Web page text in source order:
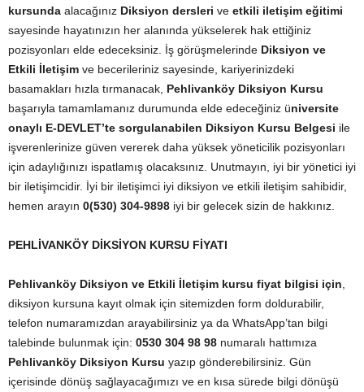
kursunda alacağınız Diksiyon dersleri ve etkili iletişim eğitimi
sayesinde hayatınızın her alanında yükselerek hak ettiğiniz
pozisyonları elde edeceksiniz. İş görüşmelerinde Diksiyon ve
Etkili İletişim ve becerileriniz sayesinde, kariyerinizdeki
basamakları hızla tırmanacak, Pehlivanköy Diksiyon Kursu
başarıyla tamamlamanız durumunda elde edeceğiniz üniversite
onaylı E-DEVLET’te sorgulanabilen Diksiyon Kursu Belgesi ile
işverenlerinize güven vererek daha yüksek yöneticilik pozisyonları
için adaylığınızı ispatlamış olacaksınız. Unutmayın, iyi bir yönetici iyi
bir iletişimcidir. İyi bir iletişimci iyi diksiyon ve etkili iletişim sahibidir,
hemen arayın 0(530) 304-9898 iyi bir gelecek sizin de hakkınız.
PEHLİVANKÖY DİKSİYON KURSU FİYATI
Pehlivanköy Diksiyon ve Etkili İletişim kursu fiyat bilgisi için,
diksiyon kursuna kayıt olmak için sitemizden form doldurabilir,
telefon numaramızdan arayabilirsiniz ya da WhatsApp’tan bilgi
talebinde bulunmak için: 0530 304 98 98 numaralı hattımıza
Pehlivanköy Diksiyon Kursu yazıp gönderebilirsiniz. Gün
içerisinde dönüş sağlayacağımızı ve en kısa sürede bilgi dönüşü